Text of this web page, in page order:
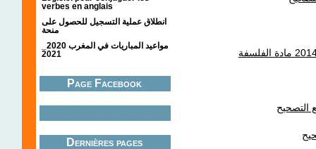
verbes en anglais
انطلاق عملية التسجيل للحصول على
منحة
2021
Page Facebook
Dernières pages
التصحيح